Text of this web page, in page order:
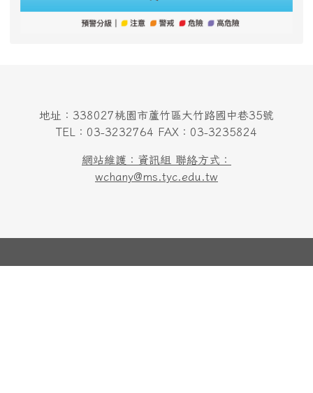
地址：338027桃園市蘆竹區大竹路國中巷35號
TEL：03-3232764 FAX：03-3235824
網站維護：資訊組 聯絡方式：
wchany@ms.tyc.edu.tw